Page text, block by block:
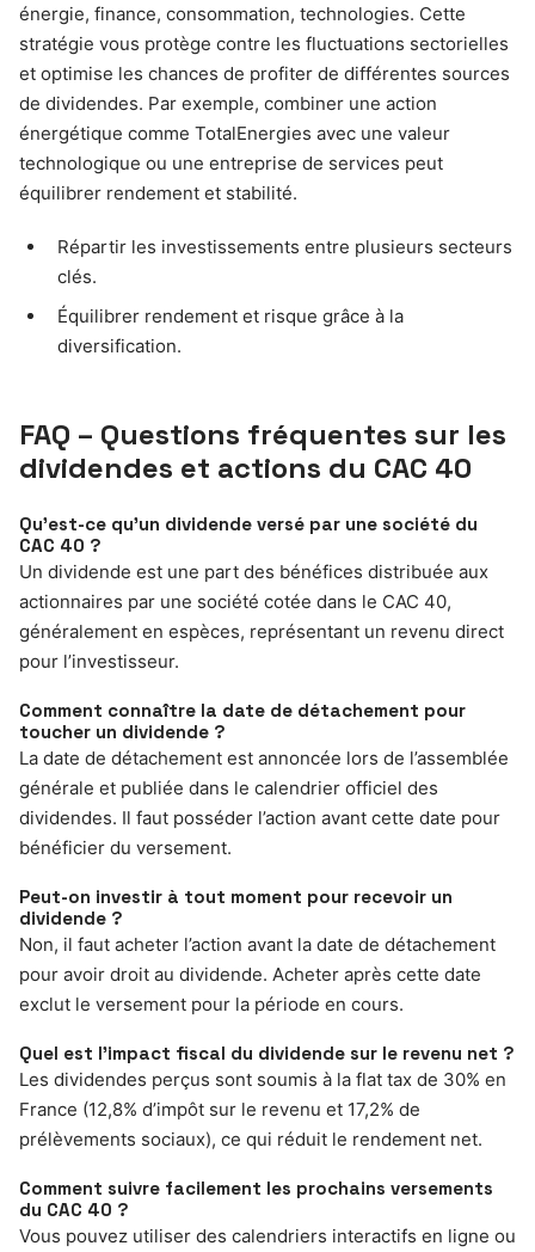
énergie, finance, consommation, technologies. Cette
stratégie vous protège contre les fluctuations sectorielles
et optimise les chances de profiter de différentes sources
de dividendes. Par exemple, combiner une action
énergétique comme TotalEnergies avec une valeur
technologique ou une entreprise de services peut
équilibrer rendement et stabilité.
Répartir les investissements entre plusieurs secteurs
clés.
Équilibrer rendement et risque grâce à la
diversification.
FAQ – Questions fréquentes sur les
dividendes et actions du CAC 40
Qu’est-ce qu’un dividende versé par une société du
CAC 40 ?
Un dividende est une part des bénéfices distribuée aux
actionnaires par une société cotée dans le CAC 40,
généralement en espèces, représentant un revenu direct
pour l’investisseur.
Comment connaître la date de détachement pour
toucher un dividende ?
La date de détachement est annoncée lors de l’assemblée
générale et publiée dans le calendrier officiel des
dividendes. Il faut posséder l’action avant cette date pour
bénéficier du versement.
Peut-on investir à tout moment pour recevoir un
dividende ?
Non, il faut acheter l’action avant la date de détachement
pour avoir droit au dividende. Acheter après cette date
exclut le versement pour la période en cours.
Quel est l’impact fiscal du dividende sur le revenu net ?
Les dividendes perçus sont soumis à la flat tax de 30% en
France (12,8% d’impôt sur le revenu et 17,2% de
prélèvements sociaux), ce qui réduit le rendement net.
Comment suivre facilement les prochains versements
du CAC 40 ?
Vous pouvez utiliser des calendriers interactifs en ligne ou